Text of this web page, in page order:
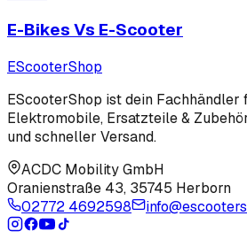
E-Bikes Vs E-Scooter
EScooterShop
EScooterShop ist dein Fachhändler
Elektromobile, Ersatzteile &
und schneller Versand.
ACDC Mobility GmbH
Oranienstraße 43, 35745 Herborn
02772 4692598